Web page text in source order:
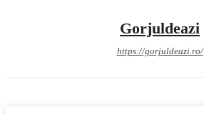
Gorjuldeazi
https://gorjuldeazi.ro/